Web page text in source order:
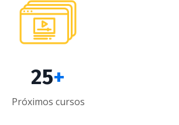
25+
Próximos cursos